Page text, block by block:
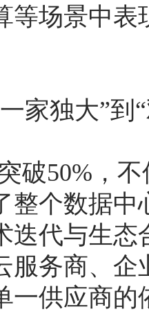
等场景中
家独大”到
破50%，
整个数据
迭代与生
服务商、
一供应商